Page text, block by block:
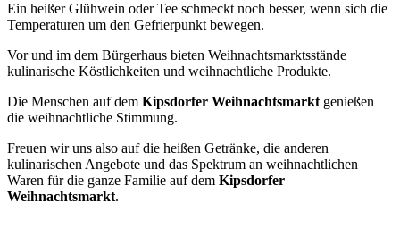
Ein heißer Glühwein oder Tee schmeckt noch besser, wenn sich die
Temperaturen um den Gefrierpunkt bewegen.
Vor und im dem Bürgerhaus bieten Weihnachtsmarktsstände
kulinarische Köstlichkeiten und weihnachtliche Produkte.
Die Menschen auf dem Kipsdorfer Weihnachtsmarkt genießen
die weihnachtliche Stimmung.
Freuen wir uns also auf die heißen Getränke, die anderen
kulinarischen Angebote und das Spektrum an weihnachtlichen
Waren für die ganze Familie auf dem Kipsdorfer
Weihnachtsmarkt.